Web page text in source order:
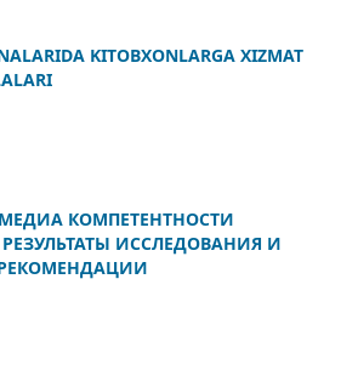
KITOBXONLARGA XIZMAT
КОМПЕТЕНТНОСТИ
ИССЛЕДОВАНИЯ И
РЕКОМЕНДАЦИИ